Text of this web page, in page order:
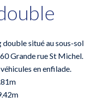
double situé au sous-sol
Grande rue St Michel.
en enfilade.